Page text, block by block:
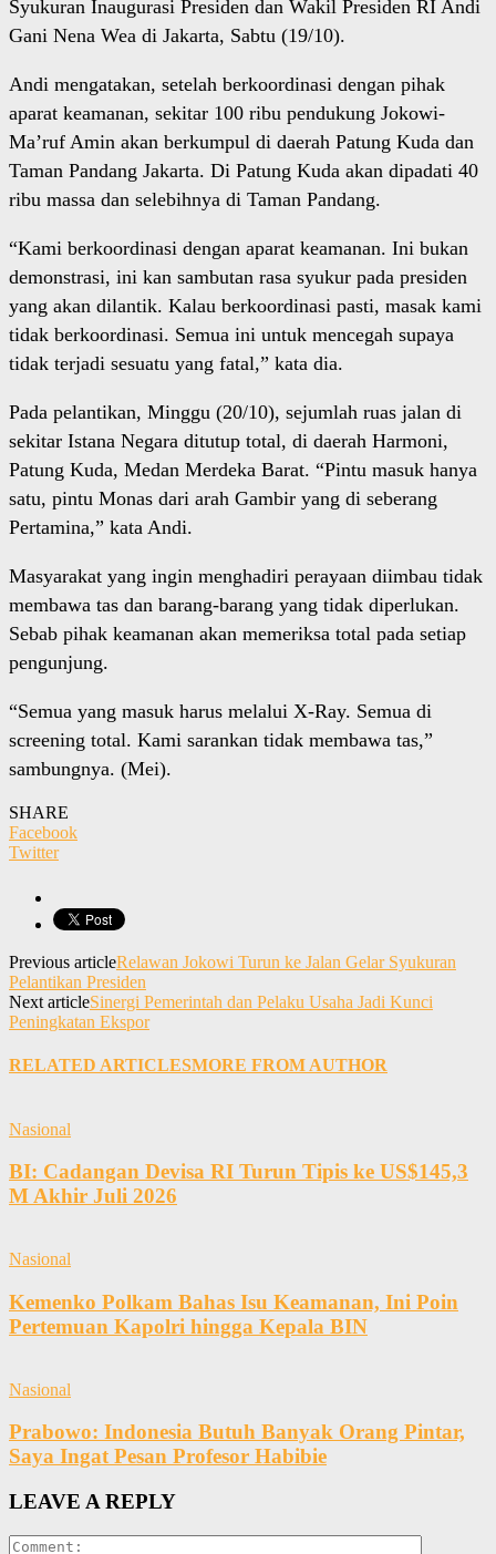
Syukuran Inaugurasi Presiden dan Wakil Presiden RI Andi
Gani Nena Wea di Jakarta, Sabtu (19/10).
Andi mengatakan, setelah berkoordinasi dengan pihak
aparat keamanan, sekitar 100 ribu pendukung Jokowi-
Ma’ruf Amin akan berkumpul di daerah Patung Kuda dan
Taman Pandang Jakarta. Di Patung Kuda akan dipadati 40
ribu massa dan selebihnya di Taman Pandang.
“Kami berkoordinasi dengan aparat keamanan. Ini bukan
demonstrasi, ini kan sambutan rasa syukur pada presiden
yang akan dilantik. Kalau berkoordinasi pasti, masak kami
tidak berkoordinasi. Semua ini untuk mencegah supaya
tidak terjadi sesuatu yang fatal,” kata dia.
Pada pelantikan, Minggu (20/10), sejumlah ruas jalan di
sekitar Istana Negara ditutup total, di daerah Harmoni,
Patung Kuda, Medan Merdeka Barat. “Pintu masuk hanya
satu, pintu Monas dari arah Gambir yang di seberang
Pertamina,” kata Andi.
Masyarakat yang ingin menghadiri perayaan diimbau tidak
membawa tas dan barang-barang yang tidak diperlukan.
Sebab pihak keamanan akan memeriksa total pada setiap
pengunjung.
“Semua yang masuk harus melalui X-Ray. Semua di
screening total. Kami sarankan tidak membawa tas,”
sambungnya. (Mei).
SHARE
Facebook
Twitter
Previous articleRelawan Jokowi Turun ke Jalan Gelar Syukuran
Pelantikan Presiden
Next articleSinergi Pemerintah dan Pelaku Usaha Jadi Kunci
Peningkatan Ekspor
RELATED ARTICLESMORE FROM AUTHOR
Nasional
BI: Cadangan Devisa RI Turun Tipis ke US$145,3
M Akhir Juli 2026
Nasional
Kemenko Polkam Bahas Isu Keamanan, Ini Poin
Pertemuan Kapolri hingga Kepala BIN
Nasional
Prabowo: Indonesia Butuh Banyak Orang Pintar,
Saya Ingat Pesan Profesor Habibie
LEAVE A REPLY